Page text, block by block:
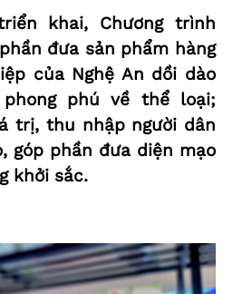
khai, Chương trình
đưa sản phẩm hàng
của Nghệ An dồi dào
phú về thể loại;
trị, thu nhập người dân
góp phần đưa diện mạo
khởi sắc.